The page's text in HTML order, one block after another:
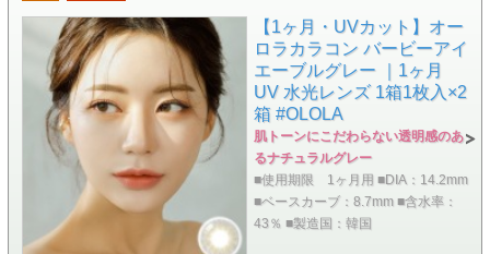
【1ヶ月・UVカット】オー
ロラカラコン バービーアイ
エーブルグレー ｜1ヶ月
UV 水光レンズ 1箱1枚入×2
箱 #OLOLA
肌トーンにこだわらない透明感のあ
るナチュラルグレー
■使用期限 1ヶ月用 ■DIA：14.2mm
■ベースカーブ：8.7mm ■含水率：
43％ ■製造国：韓国